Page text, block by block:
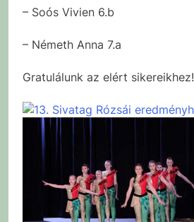
– Soós Vivien 6.b
– Németh Anna 7.a
Gratulálunk az elért sikereikhez!